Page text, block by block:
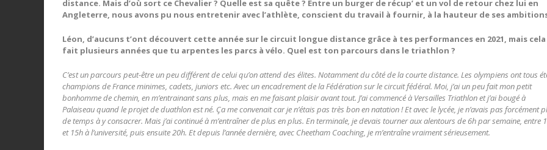
distance. Mais d’où sort ce Chevalier ? Quelle est sa quête ? Entre un burger de récup’ et un vol de retour chez lui en
Angleterre, nous avons pu nous entretenir avec l’athlète, conscient du travail à fournir, à la hauteur de ses
Léon, d’aucuns t’ont découvert cette année sur le circuit longue distance grâce à tes performances en 2021, mais cela
fait plusieurs années que tu arpentes les parcs à vélo. Quel est ton parcours dans le triathlon ?
C’est un parcours peut-être un peu différent de celui qu’on attend des élites. Notamment du côté de la courte distance. Les olympiens ont tous
champions de France minimes, cadets, juniors etc. Avec un encadrement de la Fédération sur le circuit fédéral. Moi, j’ai un peu fait mon petit
bonhomme de chemin, en m’entrainant sans plus, mais en me faisant plaisir avant tout. J’ai commencé à Versailles Triathlon et j’ai bougé à
Palaiseau quand le projet de duathlon est né. Ça me convenait car je n’étais pas très bon en natation ! Et avec le lycée, je n’avais pas forcément
de temps à y consacrer. Mais j’ai continué àm’entraîner de plus en plus. En terminale, je devais tourner aux alentours de 6h par semaine, entre
et 15h à l’université, puis ensuite 20h. Et depuis l’année dernière, avec Cheetham Coaching, je m’entraîne vraiment sérieusement.